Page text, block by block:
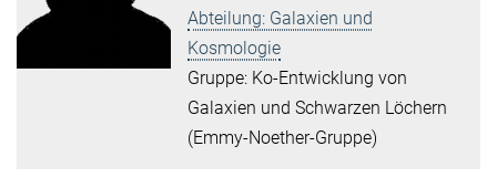
Abteilung: Galaxien und
Kosmologie
Gruppe: Ko-Entwicklung von
Galaxien und Schwarzen Löchern
(Emmy-Noether-Gruppe)